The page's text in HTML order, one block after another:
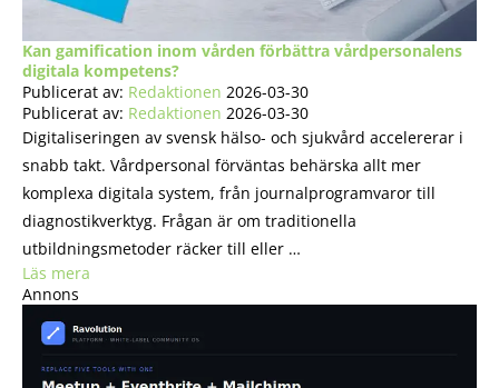
Kan gamification inom vården förbättra vårdpersonalens
digitala kompetens?
Publicerat av: Redaktionen 2026-03-30
Publicerat av: Redaktionen 2026-03-30
Digitaliseringen av svensk hälso- och sjukvård accelererar i
snabb takt. Vårdpersonal förväntas behärska allt mer
komplexa digitala system, från journalprogramvaror till
diagnostikverktyg. Frågan är om traditionella
utbildningsmetoder räcker till eller …
Läs mera
Annons